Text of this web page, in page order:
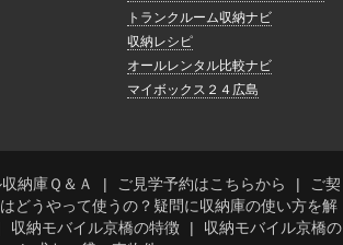
トランクルーム収納ナビ
収納レシピ
オールレンタル比較ナビ
マイボックス２４広島
納庫Ｑ＆Ａ ご見学予約はこちらから
ご契
どうやって使うの？疑問に収納庫の使い方を解
収納モバイル京橋の特徴
収納モバイル京橋の